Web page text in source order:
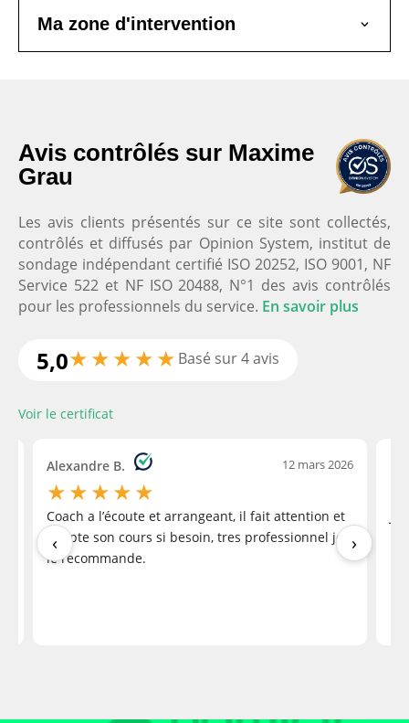
Ma zone d'intervention
5.0
Basé sur44avis
Voir tous les avis
Maxime est professionnel,
investi et à l’écoute.Il nous a parfaitement bien
programme et quelques séances adaptées avec
Hélène B.
4 months ago
Avis contrôlés sur Maxime
Grau
Les avis clients présentés sur ce site sont collectés,
contrôlés et diffusés par Opinion System, institut de
sondage indépendant certifié ISO 20252, ISO 9001, NF
Service 522 et NF ISO 20488, N°1 des avis contrôlés
pour les professionnels du service. En savoir plus
5,0★★★★★ Basé sur 4 avis
Voir le certificat
Alexandre B. 12 mars 2026
★★★★★
Coach a l’écoute et arrangeant, il fait attention et
adapte son cours si besoin, tres professionnel je
le recommande.
‹ ›